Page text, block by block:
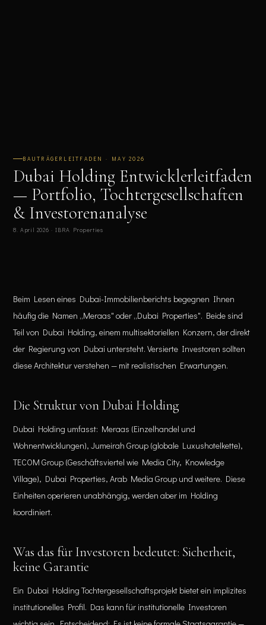
BAUTRÄGERLEITFADEN · MAY 2026
Dubai Holding Entwicklerleitfaden
— Portfolio, Tochtergesellschaften
& Investorenanalyse
8. April 2026 · IBRA Properties
Beim Lesen eines Dubai-Immobilienberichts begegnen Ihnen
häufig die Namen „Meraas" oder „Dubai Properties". Beide sind
Teil von Dubai Holding, einem multisektoriellen Konzern, der direkt
der Regierung von Dubai untersteht. Versierte Investoren sollten
diese Architektur verstehen — mit realistischen Erwartungen.
Die Struktur von Dubai Holding
Dubai Holding umfasst: Meraas (Einzelhandel und
Wohnentwicklungen), Jumeirah Group (globale Luxushotelkette),
TECOM Group (Geschäftsviertel wie Media City, Knowledge
Village), Dubai Properties, Arab Media Group und weitere. Diese
Einheiten operieren unabhängig, werden aber im Holding
koordiniert.
Was das für Investoren bedeutet: Sicherheit,
keine Garantie
Ein Dubai Holding Tochtergesellschaftsprojekt bietet ein implizites
institutionelles Profil. Das kann für institutionelle Investoren